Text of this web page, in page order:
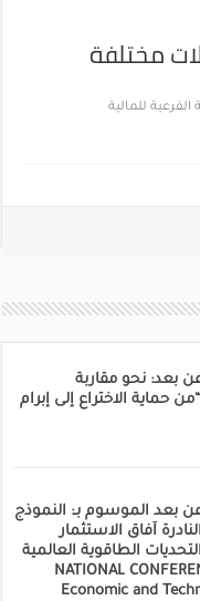
مختلفة
الفرعية للمالية
بعد: نحو مقاربة
تسويقية لتفعيل القرار 1275 “من حماية الاختراع إلى إبرام
بعد الموسوم بـ: النموذج
آفاق الاستثمار
الطاقوية العالمية
(NATIONAL
Economic and